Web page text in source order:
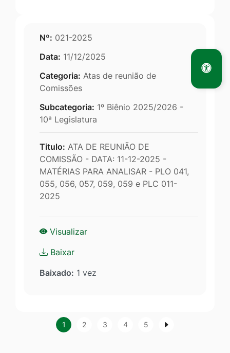
Nº: 021-2025
Data: 11/12/2025
Categoria: Atas de reunião de
Comissões
Subcategoria: 1º Biênio 2025/2026 -
10ª Legislatura
Titulo: ATA DE REUNIÃO DE
COMISSÃO - DATA: 11-12-2025 -
MATÉRIAS PARA ANALISAR - PLO 041,
055, 056, 057, 059, 059 e PLC 011-
2025
Visualizar
Baixar
Baixado: 1 vez
1 2 3 4 5